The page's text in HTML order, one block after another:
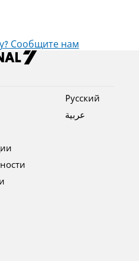
Сообщите нам
Pусский
عربية